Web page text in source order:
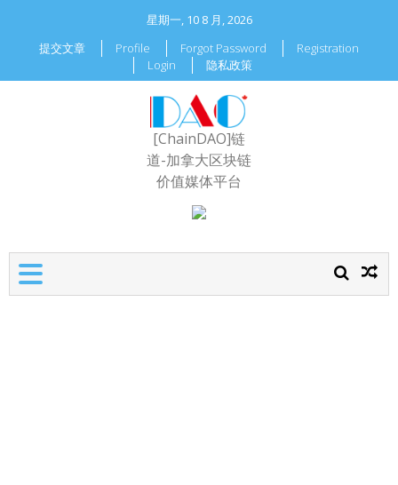
星期一, 10 8 月, 2026
提交文章
Profile Forgot Password
Registration
Login
隐私政策
[ChainDAO]链
道-加拿大区块链
价值媒体平台